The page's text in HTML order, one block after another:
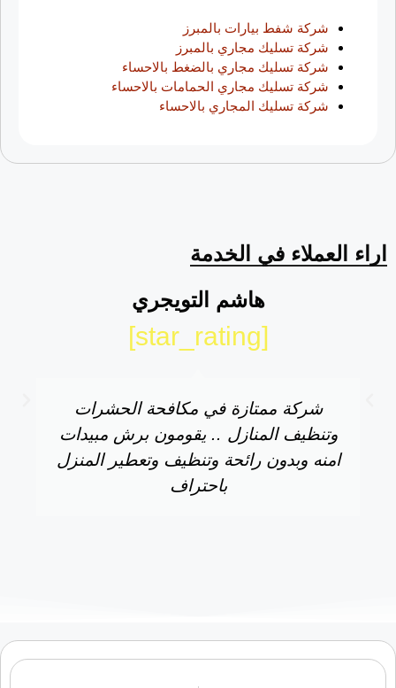
شركة شفط بيارات بالمبرز
شركة تسليك مجاري بالمبرز
شركة تسليك مجاري بالضغط بالاحساء
شركة تسليك مجاري الحمامات بالاحساء
شركة تسليك المجاري بالاحساء
اراء العملاء في الخدمة
شركة ممتازة في مكافحة الحشرات
وتنظيف المنازل .. يقومون برش مبيدات
امنه وبدون رائحة وتنظيف وتعطير المنزل
باحتراف
هاشم التويجري
[star_rating]